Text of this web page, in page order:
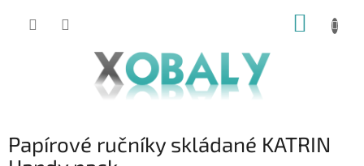
KOŠÍK
Papírové ručníky skládané KATRIN